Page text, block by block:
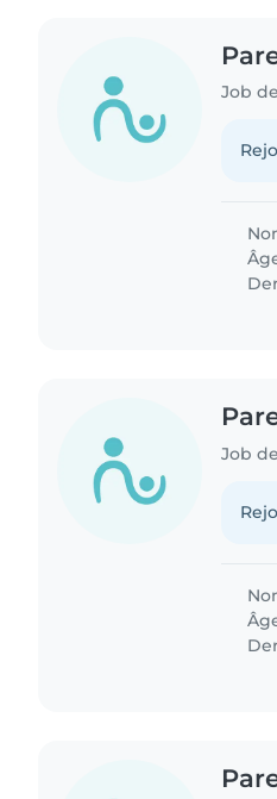
Job
Job